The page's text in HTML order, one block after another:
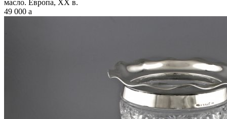
масло. Европа, XX в.
49 000 a